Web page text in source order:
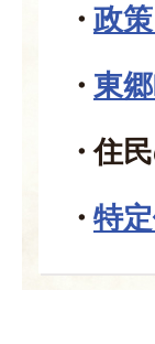
政
東
住
特